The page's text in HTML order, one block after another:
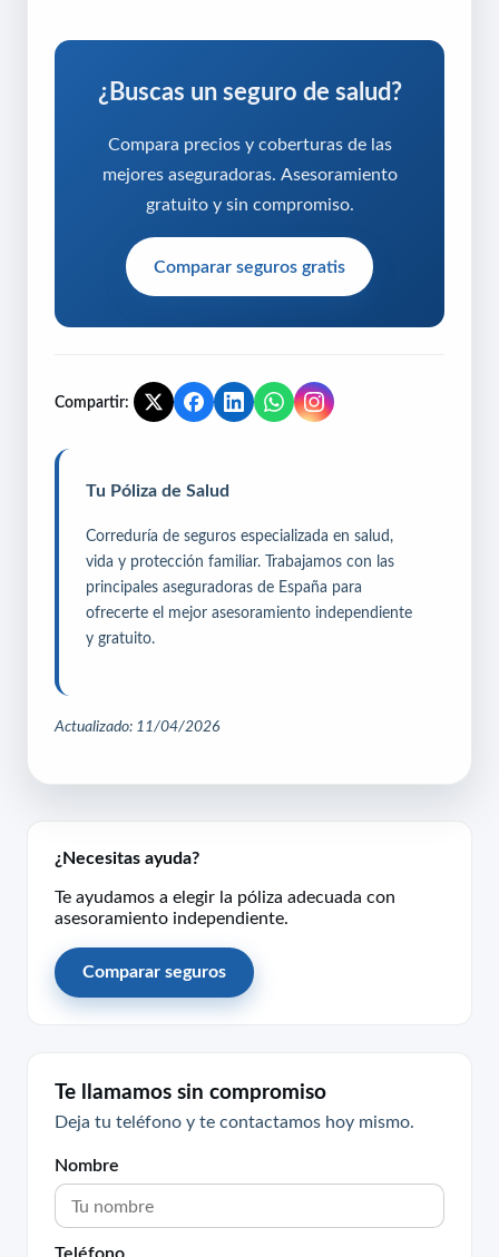
¿Buscas un seguro de salud?
Compara precios y coberturas de las
mejores aseguradoras. Asesoramiento
gratuito y sin compromiso.
Comparar seguros gratis
Compartir:
Tu Póliza de Salud
Correduría de seguros especializada en salud,
vida y protección familiar. Trabajamos con las
principales aseguradoras de España para
ofrecerte el mejor asesoramiento independiente
y gratuito.
Actualizado: 11/04/2026
¿Necesitas ayuda?
Te ayudamos a elegir la póliza adecuada con
asesoramiento independiente.
Comparar seguros
Te llamamos sin compromiso
Deja tu teléfono y te contactamos hoy mismo.
Nombre
Teléfono